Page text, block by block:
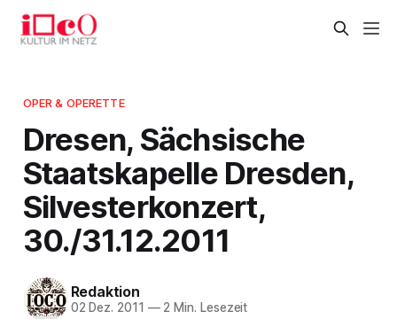
OPER & OPERETTE
Dresen, Sächsische
Staatskapelle Dresden,
Silvesterkonzert,
30./31.12.2011
Redaktion
02 Dez. 2011 —2 Min. Lesezeit